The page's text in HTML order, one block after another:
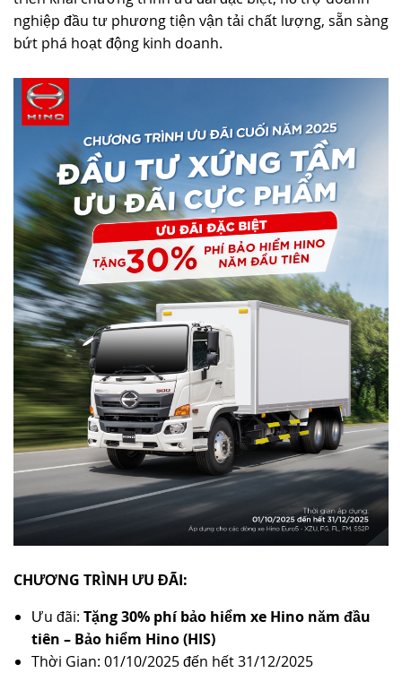
TUYỂN DỤNG
nghiệp đầu tư phương tiện vận tải chất lượng, sẵn sàng
bứt phá hoạt động kinh doanh.
CHƯƠNG TRÌNH ƯU ĐÃI:
Ưu đãi: Tặng 30% phí bảo hiểm xe Hino năm đầu
tiên – Bảo hiểm Hino (HIS)
Thời Gian: 01/10/2025 đến hết 31/12/2025